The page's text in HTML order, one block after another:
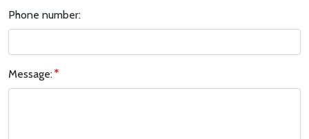
Phone number:
Message: